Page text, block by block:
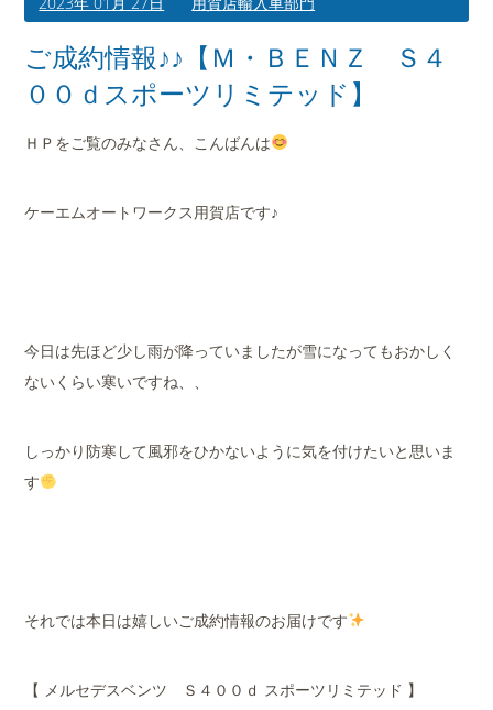
ご成約情報♪♪【Ｍ・ＢＥＮＺ Ｓ４
００ｄスポーツリミテッド】
ＨＰをご覧のみなさん、こんばんは
ケーエムオートワークス用賀店です♪
今日は先ほど少し雨が降っていましたが雪になってもおかしく
ないくらい寒いですね、、
しっかり防寒して風邪をひかないように気を付けたいと思いま
す
それでは本日は嬉しいご成約情報のお届けです
【 メルセデスベンツ Ｓ４００ｄ スポーツリミテッド 】